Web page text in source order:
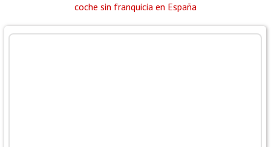
coche sin franquicia en España